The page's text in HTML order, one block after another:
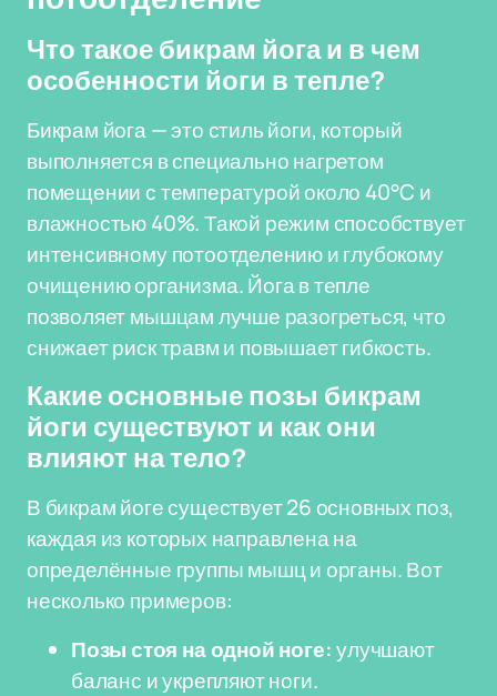
Что такое бикрам йога и в чем
особенности йоги в тепле?
Бикрам йога — это стиль йоги, который
выполняется в специально нагретом
помещении с температурой около 40°C и
влажностью 40%. Такой режим способствует
интенсивному потоотделению и глубокому
очищению организма. Йога в тепле
позволяет мышцам лучше разогреться, что
снижает риск травм и повышает гибкость.
Какие основные позы бикрам
йоги существуют и как они
влияют на тело?
В бикрам йоге существует 26 основных поз,
каждая из которых направлена на
определённые группы мышц и органы. Вот
несколько примеров:
Позы стоя на одной ноге:улучшают
баланс и укрепляют ноги.